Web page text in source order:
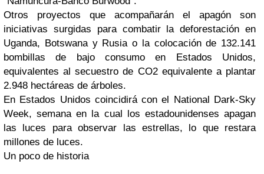
Otros proyectos que acompañarán el apagón son
iniciativas surgidas para combatir la deforestación en
Uganda, Botswana y Rusia o la colocación de 132.141
bombillas de bajo consumo en Estados Unidos,
equivalentes al secuestro de CO2 equivalente a plantar
2.948 hectáreas de árboles.
En Estados Unidos coincidirá con el National Dark-Sky
Week, semana en la cual los estadounidenses apagan
las luces para observar las estrellas, lo que restara
millones de luces.
Un poco de historia